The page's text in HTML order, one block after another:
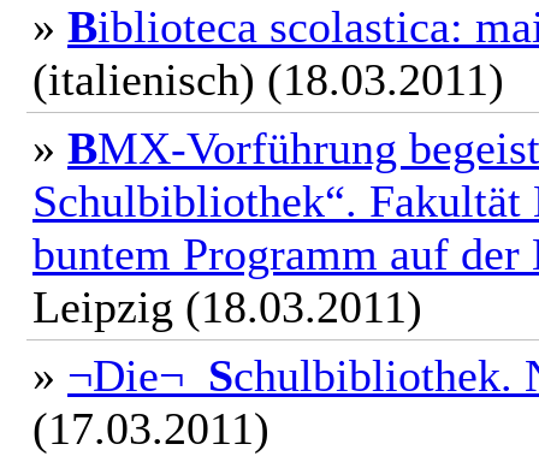
» Biblioteca scolastica:
(italienisch) (18.03.2011)
» BMX-Vorführung
Schulbibliothek“.
buntem Programm auf der
Leipzig (18.03.2011)
» ¬Die¬ Schulbibliothek.
(17.03.2011)